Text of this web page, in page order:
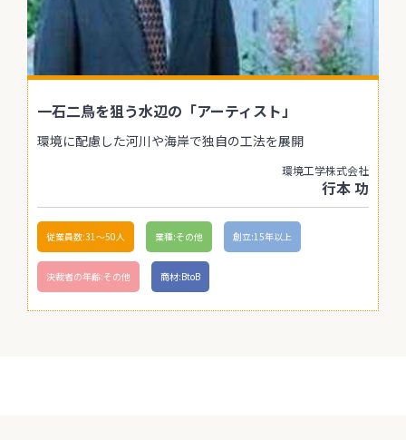
一石二鳥を狙う水辺の「アーティスト」
環境に配慮した河川や海岸で独自の工法を展開
環境工学株式会社
行本 功
従業員数:31〜50人 業種:その他 創立:15年以上
決裁者の年齢:その他 商材:BtoB